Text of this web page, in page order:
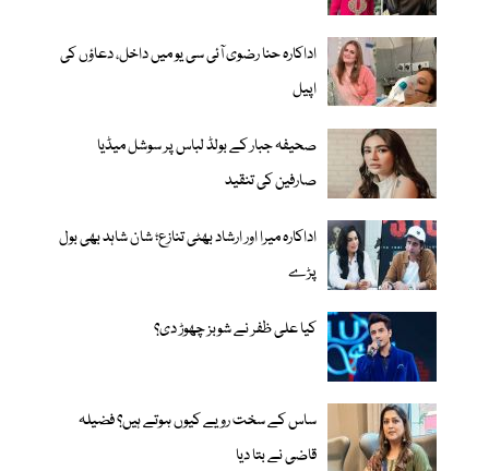
اداکارہ حنا رضوی آئی سی یو میں داخل، دعاؤں کی
اپیل
صحیفہ جبار کے بولڈ لباس پر سوشل میڈیا
صارفین کی تنقید
اداکارہ میرا اور ارشاد بھٹی تنازع؛ شان شاہد بھی بول
پڑے
کیا علی ظفر نے شوبز چھوڑ دی؟
ساس کے سخت رویے کیوں ہوتے ہیں؟ فضیلہ
قاضی نے بتا دیا